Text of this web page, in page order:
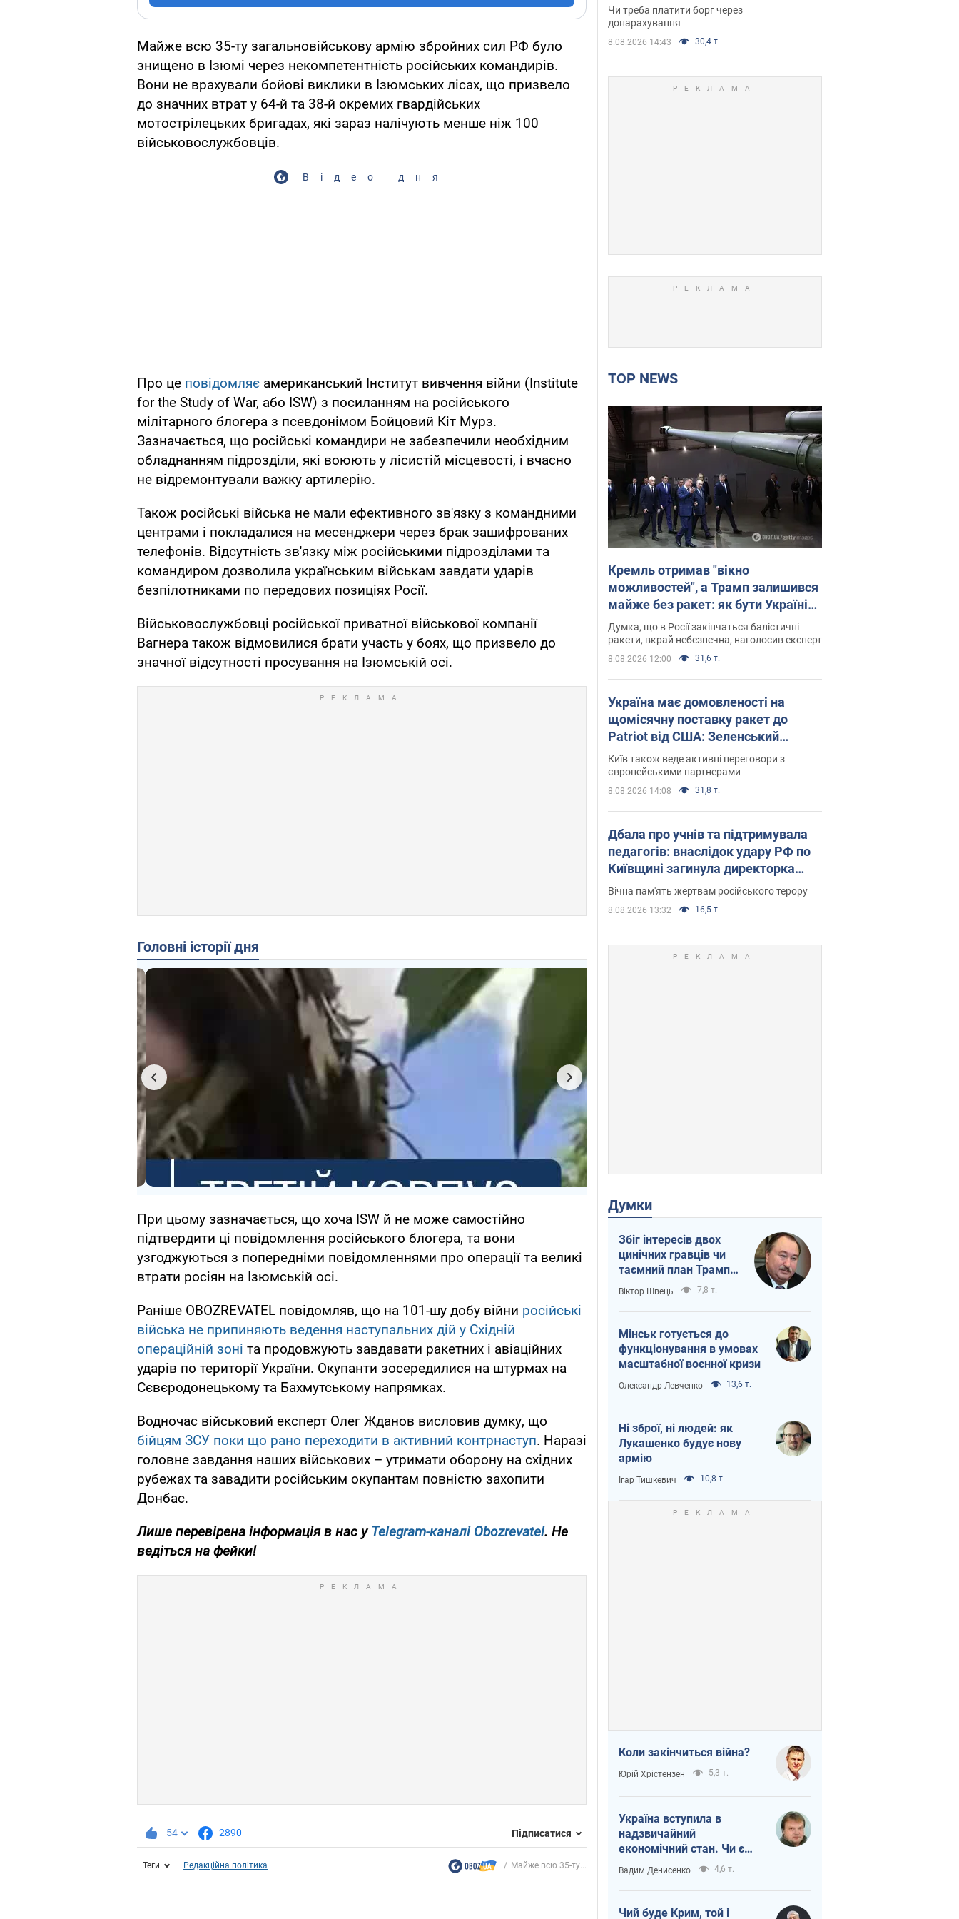
Майже всю 35-ту загальновійськову армію збройних сил РФ було
знищено в Ізюмі через некомпетентність російських командирів.
Вони не врахували бойові виклики в Ізюмських лісах, що призвело
до значних втрат у 64-й та 38-й окремих гвардійських
мотострілецьких бригадах, які зараз налічують менше ніж 100
військовослужбовців.
Відео дня
Про це повідомляє американський Інститут вивчення війни (Institute
for the Study of War, або ISW) з посиланням на російського
мілітарного блогера з псевдонімом Бойцовий Кіт Мурз.
Зазначається, що російські командири не забезпечили необхідним
обладнанням підрозділи, які воюють у лісистій місцевості, і вчасно
не відремонтували важку артилерію.
Також російські війська не мали ефективного зв'язку з командними
центрами і покладалися на месенджери через брак зашифрованих
телефонів. Відсутність зв'язку між російськими підрозділами та
командиром дозволила українським військам завдати ударів
безпілотниками по передових позиціях Росії.
Військовослужбовці російської приватної військової компанії
Вагнера також відмовилися брати участь у боях, що призвело до
значної відсутності просування на Ізюмській осі.
Головні історії дня
При цьому зазначається, що хоча ISW й не може самостійно
підтвердити ці повідомлення російського блогера, та вони
узгоджуються з попередніми повідомленнями про операції та великі
втрати росіян на Ізюмській осі.
Раніше OBOZREVATEL повідомляв, що на 101-шу добу війни російські
війська не припиняють ведення наступальних дій у Східній
операційній зоні та продовжують завдавати ракетних і авіаційних
ударів по території України. Окупанти зосередилися на штурмах на
Сєвєродонецькому та Бахмутському напрямках.
Водночас військовий експерт Олег Жданов висловив думку, що
бійцям ЗСУ поки що рано переходити в активний контрнаступ. Наразі
головне завдання наших військових – утримати оборону на східних
рубежах та завадити російським окупантам повністю захопити
Донбас.
Лише перевірена інформація в нас уTelegram-каналі Obozrevatel. Не
ведіться на фейки!
54 2890 Підписатися
Теги Редакційна політика Майже всю 35-ту...
суддя ухвалив
неочікуване рішення
Чи треба платити борг через
донарахування
8.08.2026 14:43 30,4 т.
TOP NEWS
Кремль отримав "вікно
можливостей", а Трамп залишився
майже без ракет: як бути Україні?
Інтерв’ю з Мельником
Думка, що в Росії закінчаться балістичні
ракети, вкрай небезпечна, наголосив експерт
8.08.2026 12:00 31,6 т.
Україна має домовленості на
щомісячну поставку ракет до
Patriot від США: Зеленський
розкрив подробиці
Київ також веде активні переговори з
європейськими партнерами
8.08.2026 14:08 31,8 т.
Дбала про учнів та підтримувала
педагогів: внаслідок удару РФ по
Київщині загинула директорка
київського ліцею, її чоловік та онук
Вічна пам'ять жертвам російського терору
8.08.2026 13:32 16,5 т.
Думки
Збіг інтересів двох
цинічних гравців чи
таємний план Трампа
і Путіна?
Віктор Швець 7,8 т.
Мінськ готується до
функціонування в умовах
масштабної воєнної кризи
Олександр Левченко 13,6 т.
Ні зброї, ні людей: як
Лукашенко будує нову
армію
Ігар Тишкевич 10,8 т.
Коли закінчиться війна?
Юрій Хрістензен 5,3 т.
Україна вступила в
надзвичайний
економічний стан. Чи є
світло вкінці тунелю?
Вадим Денисенко 4,6 т.
Чий буде Крим, той і